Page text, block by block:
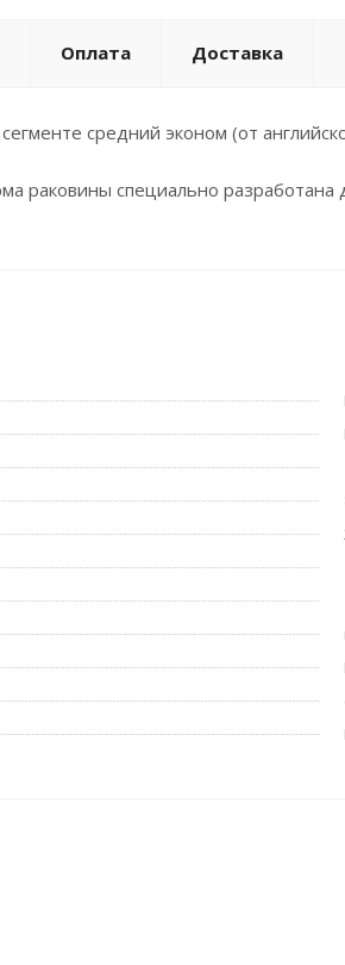
Оплата Доставка
средний эконом (от
раковины специально разработана